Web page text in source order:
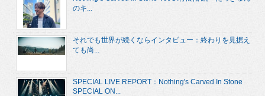
のキ...
それでも世界が続くならインタビュー：終わりを見据え
ても尚...
SPECIAL LIVE REPORT：Nothing's Carved In Stone
SPECIAL ON...